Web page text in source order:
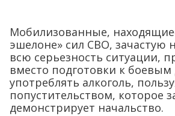
Мобилизованные,
эшелоне» сил СВО, зачастую
всю серьезность ситуации,
вместо подготовки к
употреблять алкоголь,
попустительством, которое
демонстрирует начальство.